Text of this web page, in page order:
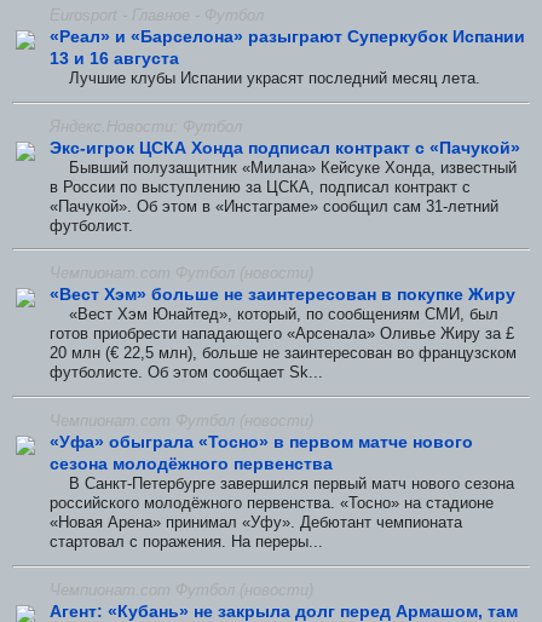
Eurosport - Главное - Футбол
«Реал» и «Барселона» разыграют Суперкубок Испании
13 и 16 августа
Лучшие клубы Испании украсят последний месяц лета.
Яндекс.Новости: Футбол
Экс-игрок ЦСКА Хонда подписал контракт с «Пачукой»
Бывший полузащитник «Милана» Кейсуке Хонда, известный
в России по выступлению за ЦСКА, подписал контракт с
«Пачукой». Об этом в «Инстаграме» сообщил сам 31-летний
футболист.
Чемпионат.com Футбол (новости)
«Вест Хэм» больше не заинтересован в покупке Жиру
«Вест Хэм Юнайтед», который, по сообщениям СМИ, был
готов приобрести нападающего «Арсенала» Оливье Жиру за £
20 млн (€ 22,5 млн), больше не заинтересован во французском
футболисте. Об этом сообщает Sk...
Чемпионат.com Футбол (новости)
«Уфа» обыграла «Тосно» в первом матче нового
сезона молодёжного первенства
В Санкт-Петербурге завершился первый матч нового сезона
российского молодёжного первенства. «Тосно» на стадионе
«Новая Арена» принимал «Уфу». Дебютант чемпионата
стартовал с поражения. На переры...
Чемпионат.com Футбол (новости)
Агент: «Кубань» не закрыла долг перед Армашом, там